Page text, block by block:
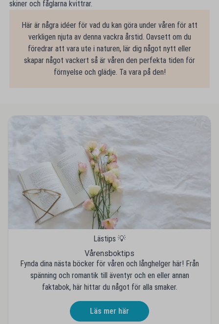
skiner och fåglarna kvittrar.
Här är några idéer för vad du kan göra under våren för att
verkligen njuta av denna vackra årstid. Oavsett om du
föredrar att vara ute i naturen, lär dig något nytt eller
skapar något vackert så är våren den perfekta tiden för
förnyelse och glädje. Ta vara på den!
Lästips 💡
Vårensboktips
Fynda dina nästa böcker för våren och långhelger här! Från
spänning och romantik till äventyr och en eller annan
faktabok, här hittar du något för alla smaker.
Läs mer här